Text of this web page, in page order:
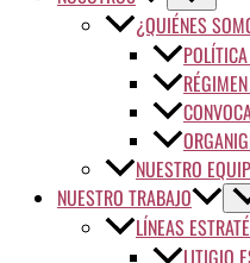
¿QUIÉNES
NUESTRO
NUESTRO TRABAJO
LÍNEAS